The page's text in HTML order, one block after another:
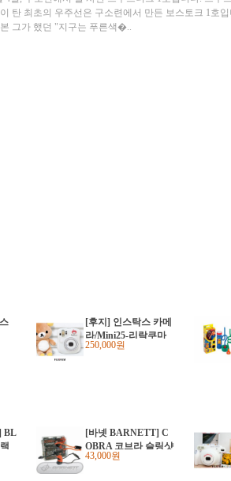
탄 최초의 우주선은 구소련에서 만든 보스토크 1호
그가 했던 "지구는 푸른색�..
[후지] 인스탁스 카메
라/Mini25-리락쿠마
250,000원
BL
[바넷 BARNETT] C
OBRA 코브라 슬링샷
43,000원